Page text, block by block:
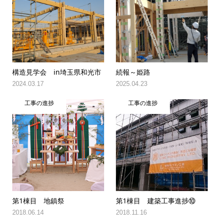
構造見学会 in埼玉県和光市
2024.03.17
続報～姫路
2025.04.23
工事の進捗
第1棟目 地鎮祭
2018.06.14
工事の進捗
第1棟目 建築工事進捗⑩
2018.11.16